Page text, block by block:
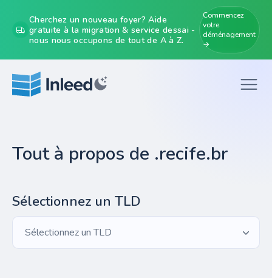
Cherchez un nouveau foyer? Aide
gratuite à la migration & service dessai -
nous nous occupons de tout de A à Z.
Commencez
votre
déménagement
→
Tout à propos de .recife.br
Sélectionnez un TLD
Sélectionnez un TLD